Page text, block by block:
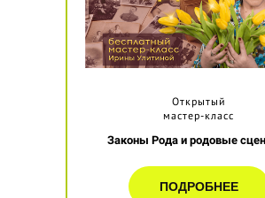
Открытый
мастер-класс
Законы Рода и родовые
ПОДРОБНЕЕ